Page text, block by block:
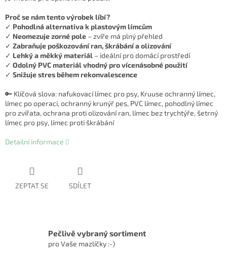
Proč se nám tento výrobek líbí?
✓ Pohodlná alternativa k plastovým límcům
✓ Neomezuje zorné pole – zvíře má plný přehled
✓ Zabraňuje poškozování ran, škrábání a olizování
✓ Lehký a měkký materiál – ideální pro domácí prostředí
✓ Odolný PVC materiál vhodný pro vícenásobné použití
✓ Snižuje stres během rekonvalescence
🔑 Klíčová slova: nafukovací límec pro psy, Kruuse ochranný límec,
límec po operaci, ochranný krunýř pes, PVC límec, pohodlný límec
pro zvířata, ochrana proti olizování ran, límec bez trychtýře, šetrný
límec pro psy, límec proti škrábání
Detailní informace
ZEPTAT SE SDÍLET
Pečlivě vybraný sortiment
pro Vaše mazlíčky :-)